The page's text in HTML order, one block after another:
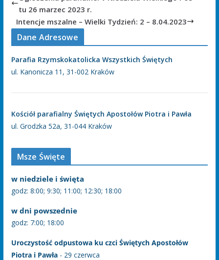
tu 26 marzec 2023 r.
Intencje mszalne – Wielki Tydzień: 2 – 8.04.2023
Dane Adresowe
Parafia Rzymskokatolicka Wszystkich Świętych
ul. Kanonicza 11, 31-002 Kraków
Kościół parafialny Świętych Apostołów Piotra i Pawła
ul. Grodzka 52a, 31-044 Kraków
Msze Święte
w niedziele i święta
godz: 8:00; 9:30; 11:00; 12:30; 18:00
w dni powszednie
godz: 7:00; 18:00
Uroczystość odpustowa ku czci Świętych Apostołów
Piotra i Pawła- 29 czerwca